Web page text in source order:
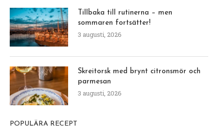
Tillbaka till rutinerna – men
sommaren fortsätter!
3 augusti, 2026
Skreitorsk med brynt citronsmör och
parmesan
3 augusti, 2026
POPULÄRA RECEPT